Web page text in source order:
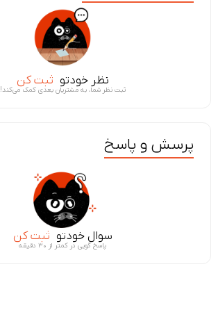
نظر خودتو ثبت کن
ثبت نظر شما، به مشتریان بعدی کمک می‌کند!
پرسش و پاسخ
سوال خودتو ثبت کن
پاسخ گویی در کمتر از ۳۰ دقیقه